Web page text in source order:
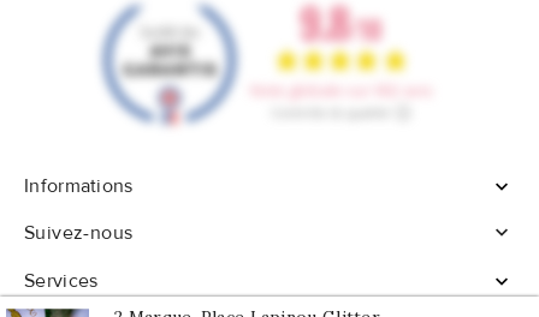
Informations

Suivez-nous

Services
